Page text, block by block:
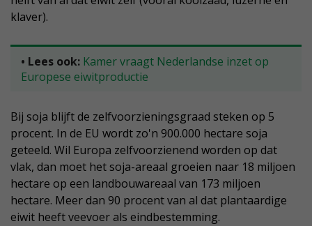
klaver).
• Lees ook: Kamer vraagt Nederlandse inzet op
Europese eiwitproductie
Bij soja blijft de zelfvoorzieningsgraad steken op 5
procent. In de EU wordt zo'n 900.000 hectare soja
geteeld. Wil Europa zelfvoorzienend worden op dat
vlak, dan moet het soja-areaal groeien naar 18 miljoen
hectare op een landbouwareaal van 173 miljoen
hectare. Meer dan 90 procent van al dat plantaardige
eiwit heeft veevoer als eindbestemming.